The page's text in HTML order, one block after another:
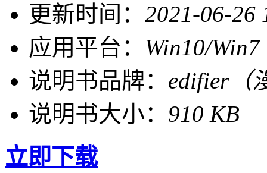
更新时间： 2021-06-26
应用平台： Win10/Win7
说明书品牌： edifier（
说明书大小： 910 KB
立即下载